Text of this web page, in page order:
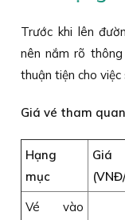
Trước khi lên
nên nắm rõ
thuận tiện cho
Giá vé tham
Hạng
mục
Vé vào